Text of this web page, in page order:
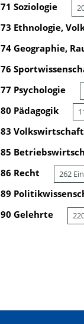
71 Soziologie
73 Ethnologie,
74 Geographie,
76
77 Psychologie
80 Pädagogik
83 Volkswirtschaft
85
86 Recht 262
89
90 Gelehrte